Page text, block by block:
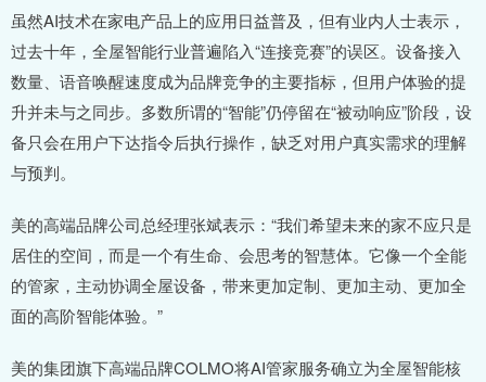
虽然AI技术在家电产品上的应用日益普及，但有业内人士表示，
过去十年，全屋智能行业普遍陷入“连接竞赛”的误区。设备接入
数量、语音唤醒速度成为品牌竞争的主要指标，但用户体验的提
升并未与之同步。多数所谓的“智能”仍停留在“被动响应”阶段，设
备只会在用户下达指令后执行操作，缺乏对用户真实需求的理解
与预判。
美的高端品牌公司总经理张斌表示：“我们希望未来的家不应只是
居住的空间，而是一个有生命、会思考的智慧体。它像一个全能
的管家，主动协调全屋设备，带来更加定制、更加主动、更加全
面的高阶智能体验。”
美的集团旗下高端品牌COLMO将AI管家服务确立为全屋智能核